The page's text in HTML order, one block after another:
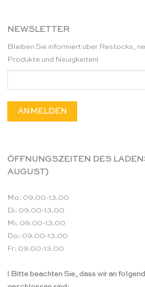
NEWSLETTER
Bleiben Sie informiert über Restocks,
Produkte und Neuigkeiten!
ÖFFNUNGSZEITEN DES
AUGUST)
Mo: 09.00-13.00
Di: 09.00-13.00
Mi: 09.00-13.00
Do: 09.00-13.00
Fr: 09.00-13.00
! Bitte beachten Sie, dass wir an